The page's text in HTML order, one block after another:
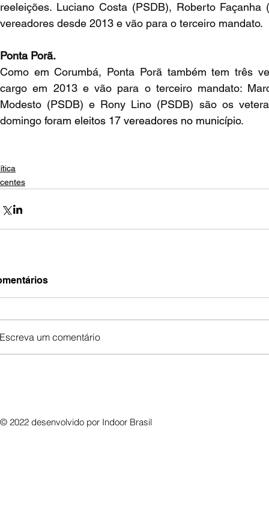
reeleições. Luciano Costa (PSDB), Roberto Façanha
vereadores desde 2013 e vão para o terceiro mandato.
Ponta Porã.
Como em Corumbá, Ponta Porã também tem três
cargo em 2013 e vão para o terceiro mandato:
Modesto (PSDB) e Rony Lino (PSDB) são os
domingo foram eleitos 17 vereadores no município.
Escreva um comentário
© 2022 desenvolvido por Indoor Brasil